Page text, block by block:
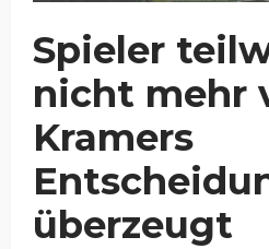
Spieler
nicht mehr
Kramers
überzeugt